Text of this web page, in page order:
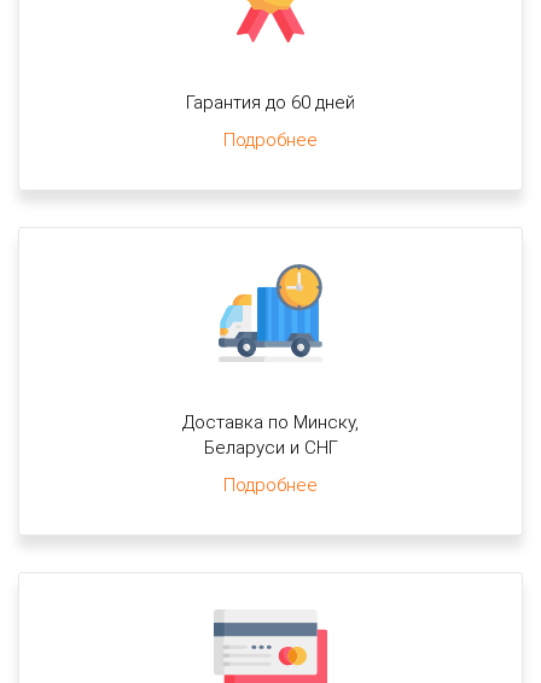
Гарантия до 60 дней
Подробнее
Доставка по Минску,
Беларуси и СНГ
Подробнее